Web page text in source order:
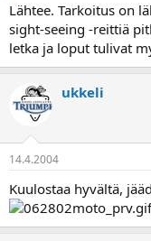
Lähtee. Tarkoitus on
sight-seeing -reittiä
letka ja loput tulivat
ukkeli
14.4.2004
Kuulostaa hyvältä,